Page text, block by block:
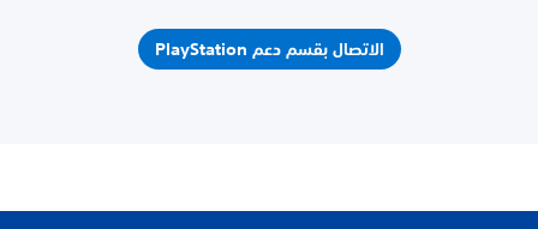
الاتصال بقسم دعم PlayStation